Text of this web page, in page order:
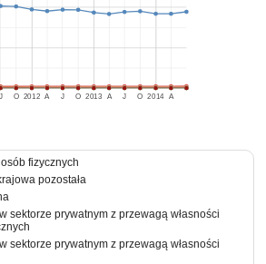
2012 2013 2014
J O A J O A J O A
fizycznych
pozostała
sektorze prywatnym z przewagą własności
sektorze prywatnym z przewagą własności